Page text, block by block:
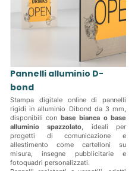
Pannelli alluminio D-
bond
Stampa digitale online di pannelli
rigidi in alluminio Dibond da 3 mm,
disponibili con base bianca o base
alluminio spazzolato, ideali per
progetti di comunicazione e
allestimento come cartelloni su
misura, insegne pubblicitarie e
fotoquadri personalizzati.